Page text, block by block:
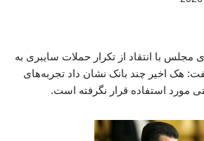
با انتقاد از تکرار حملات سایبری به
هک اخیر چند بانک نشان داد تجربه‌های
مورد استفاده قرار نگرفته است.